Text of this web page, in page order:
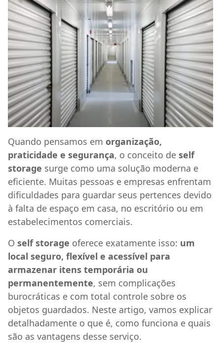
Quando pensamos em organização,
praticidade e segurança, o conceito de self
storage surge como uma solução moderna e
eficiente. Muitas pessoas e empresas enfrentam
dificuldades para guardar seus pertences devido
à falta de espaço em casa, no escritório ou em
estabelecimentos comerciais.
O self storage oferece exatamente isso: um
local seguro, flexível e acessível para
armazenar itens temporária ou
permanentemente, sem complicações
burocráticas e com total controle sobre os
objetos guardados. Neste artigo, vamos explicar
detalhadamente o que é, como funciona e quais
são as vantagens desse serviço.